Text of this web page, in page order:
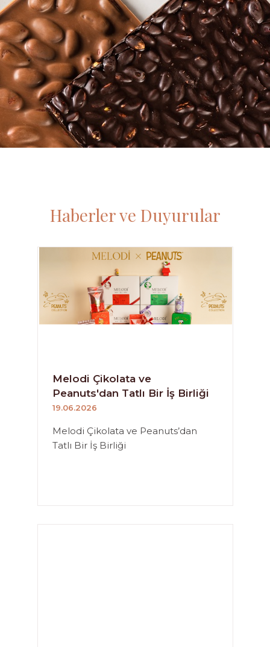
Haberler ve Duyurular
Melodi Çikolata ve
Peanuts'dan Tatlı Bir İş Birliği
19.06.2026
Melodi Çikolata ve Peanuts’dan
Tatlı Bir İş Birliği